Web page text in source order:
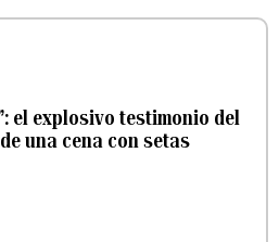
el explosivo testimonio del
una cena con setas